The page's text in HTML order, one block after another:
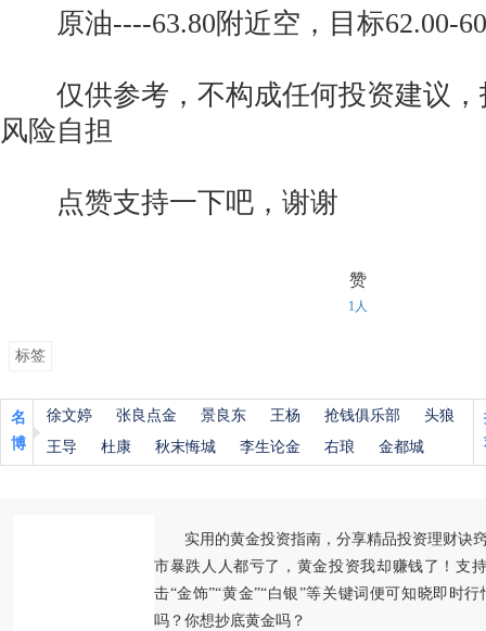
原油----63.80附近空，目标62.00-
仅供参考，不构成任何投资建议，
风险自担
点赞支持一下吧，谢谢
赞
1人
标签
名
博
徐文婷 张良点金 景良东 王杨 抢钱俱乐部
头狼
王导
杜康 秋末悔城 李生论金 右琅 金都城
实用的黄金投资指南，分享精品投资理财诀
市暴跌人人都亏了，黄金投资我却赚钱了！支
击“金饰”“黄金”“白银”等关键词便可知晓即时
吗？你想抄底黄金吗？